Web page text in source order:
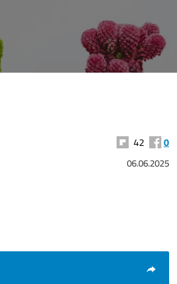
42 0
06.06.2025